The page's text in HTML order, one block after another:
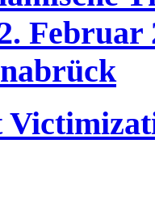
Februar